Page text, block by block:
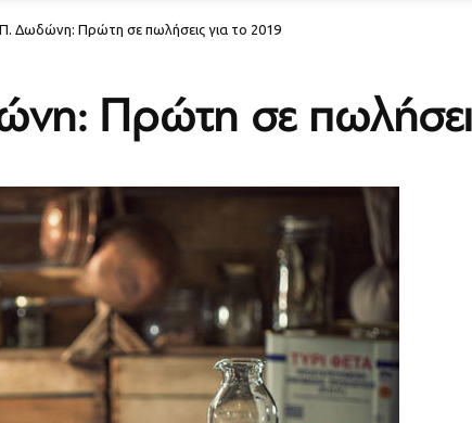
Δωδώνη: Πρώτη σε πωλήσεις για το 2019
Πρώτη σε